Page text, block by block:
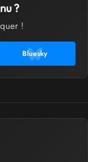
?
!
Bluesky